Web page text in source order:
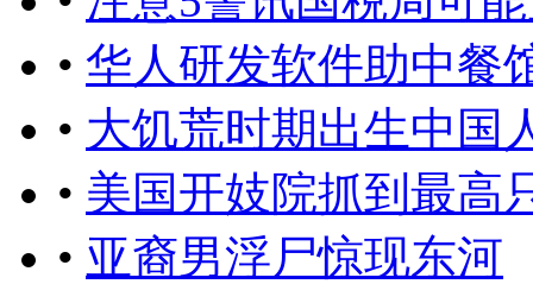
• 华人研发软件助中餐
• 大饥荒时期出生中国
• 美国开妓院抓到最高
• 亚裔男浮尸惊现东河